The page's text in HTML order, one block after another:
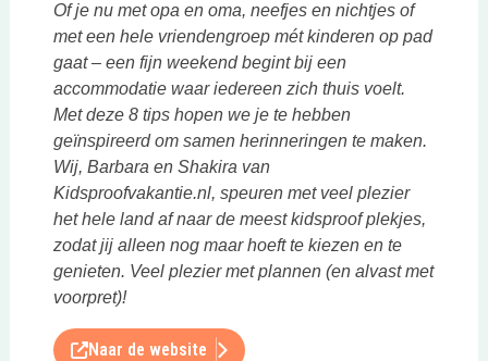
Of je nu met opa en oma, neefjes en nichtjes of
met een hele vriendengroep mét kinderen op pad
gaat – een fijn weekend begint bij een
accommodatie waar iedereen zich thuis voelt.
Met deze 8 tips hopen we je te hebben
geïnspireerd om samen herinneringen te maken.
Wij, Barbara en Shakira van
Kidsproofvakantie.nl, speuren met veel plezier
het hele land af naar de meest kidsproof plekjes,
zodat jij alleen nog maar hoeft te kiezen en te
genieten. Veel plezier met plannen (en alvast met
voorpret)!
Naar de website